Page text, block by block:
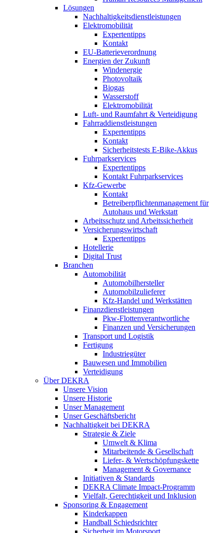
Lösungen
Nachhaltigkeitsdienstleistungen
Elektromobilität
Expertentipps
Kontakt
EU-Batterieverordnung
Energien der Zukunft
Windenergie
Photovoltaik
Biogas
Wasserstoff
Elektromobilität
Luft- und Raumfahrt & Verteidigung
Fahrraddienstleistungen
Expertentipps
Kontakt
Sicherheitstests E-Bike-Akkus
Fuhrparkservices
Expertentipps
Kontakt Fuhrparkservices
Kfz-Gewerbe
Kontakt
Betreiberpflichtenmanagement für
Autohaus und Werkstatt
Arbeitsschutz und Arbeitssicherheit
Versicherungswirtschaft
Expertentipps
Hotellerie
Digital Trust
Branchen
Automobilität
Automobilhersteller
Automobilzulieferer
Kfz-Handel und Werkstätten
Finanzdienstleistungen
Pkw‑Flottenverantwortliche
Finanzen und Versicherungen
Transport und Logistik
Fertigung
Industriegüter
Bauwesen und Immobilien
Verteidigung
Über DEKRA
Unsere Vision
Unsere Historie
Unser Management
Unser Geschäftsbericht
Nachhaltigkeit bei DEKRA
Strategie & Ziele
Umwelt & Klima
Mitarbeitende & Gesellschaft
Liefer- & Wertschöpfungskette
Management & Governance
Initiativen & Standards
DEKRA Climate Impact-Programm
Vielfalt, Gerechtigkeit und Inklusion​
Sponsoring & Engagement
Kinderkappen
Handball Schiedsrichter
Sicherheit im Motorsport